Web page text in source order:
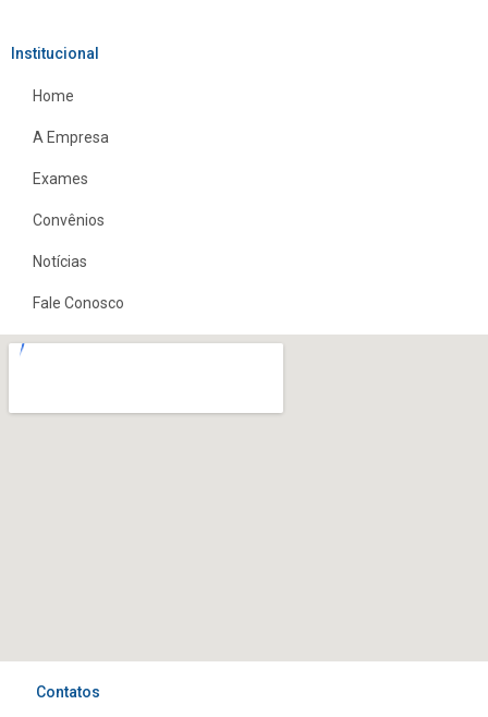
Institucional
Home
A Empresa
Exames
Convênios
Notícias
Fale Conosco
Contatos